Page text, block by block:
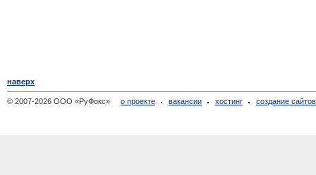
наверх
© 2007-2026 ООО «РуФокс» о проекте вакансии хостинг создание сайтов